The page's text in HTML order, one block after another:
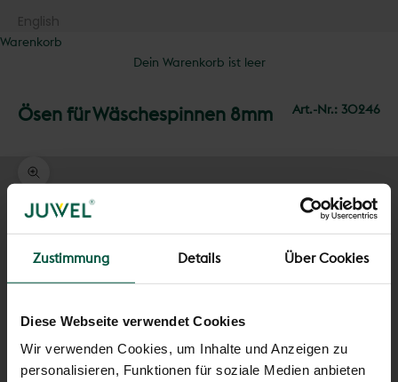
Zustimmung Details Über Cookies
Diese Webseite verwendet Cookies
Wir verwenden Cookies, um Inhalte und Anzeigen zu
personalisieren, Funktionen für soziale Medien anbieten
English
Warenkorb
Dein Warenkorb ist leer
Ösen für Wäschespinnen 8mm Art.-Nr.: 30246
Bild vergrößern